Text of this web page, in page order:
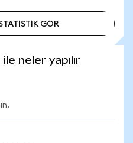
GÖR
neler yapılır